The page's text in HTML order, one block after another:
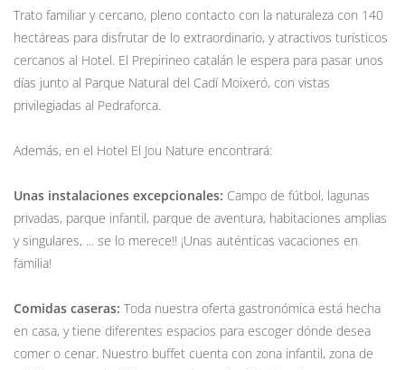
Trato familiar y cercano, pleno contacto con la naturaleza con 140
hectáreas para disfrutar de lo extraordinario, y atractivos turísticos
cercanos al Hotel. El Prepirineo catalán le espera para pasar unos
días junto al Parque Natural del Cadí Moixeró, con vistas
privilegiadas al Pedraforca.
Además, en el Hotel El Jou Nature encontrará:
Unas instalaciones excepcionales: Campo de fútbol, lagunas
privadas, parque infantil, parque de aventura, habitaciones amplias
y singulares, ... se lo merece!! ¡Unas auténticas vacaciones en
familia!
Comidas caseras: Toda nuestra oferta gastronómica está hecha
en casa, y tiene diferentes espacios para escoger dónde desea
comer o cenar. Nuestro buffet cuenta con zona infantil, zona de